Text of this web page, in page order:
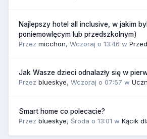
Najlepszy hotel all inclusive, w jakim
poniemowlęcym lub przedszkolnym)
Przez micchon, Wczoraj o 13:46 w
Jak Wasze dzieci odnalazły się w
Przez blueskye, Wczoraj o 07:57 w
Smart home co polecacie?
Przez blueskye, Środa o 13:01 w Kącik